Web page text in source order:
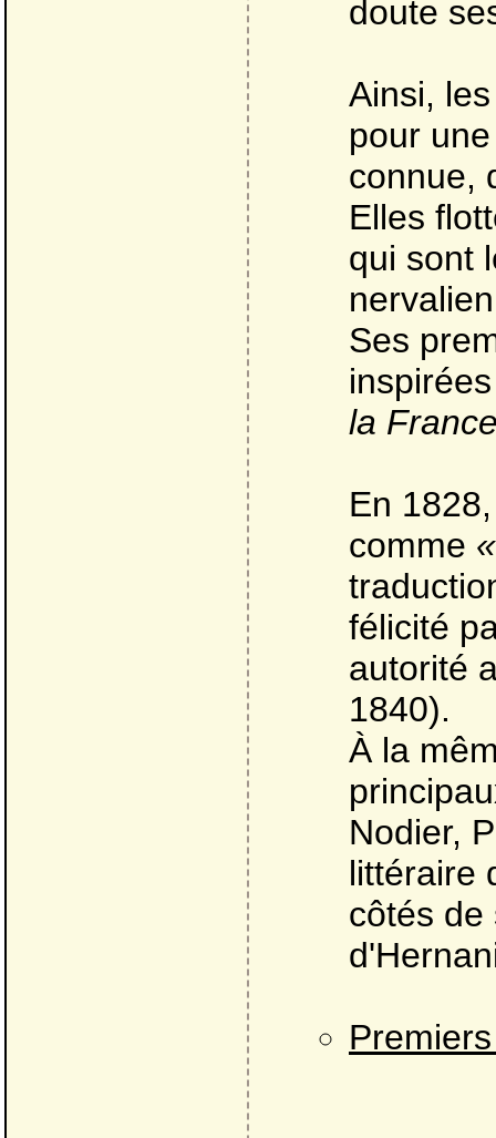
doute
Ainsi,
pour
connue,
Elles
qui sont
Ses
la
En
comme
félicité
autorité
1840).
À la
Nodier,
littéraire
côtés de